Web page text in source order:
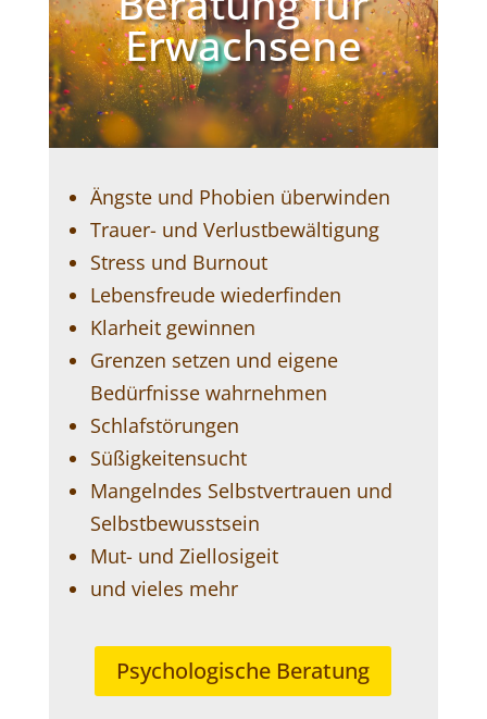
Erwachsene
Ängste und Phobien überwinden
Trauer- und Verlustbewältigung
Stress und Burnout
Lebensfreude wiederfinden
Klarheit gewinnen
Grenzen setzen und eigene
Bedürfnisse wahrnehmen
Schlafstörungen
Süßigkeitensucht
Mangelndes Selbstvertrauen und
Selbstbewusstsein
Mut- und Ziellosigeit
und vieles mehr
Psychologische Beratung